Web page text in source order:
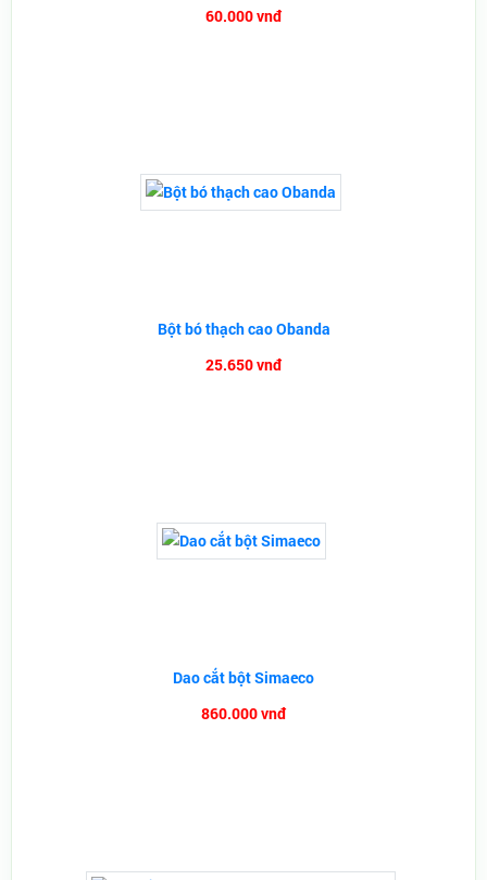
60.000 vnđ
Bột bó thạch cao Obanda
25.650 vnđ
Dao cắt bột Simaeco
860.000 vnđ